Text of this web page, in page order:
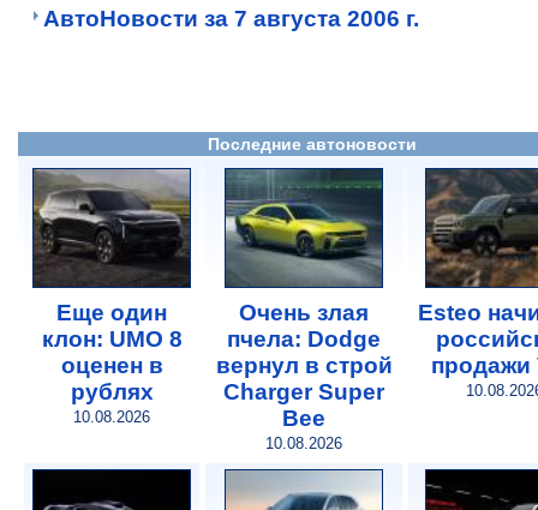
АвтоНовости за 7 августа 2006 г.
Последние автоновости
Еще один
клон: UMO 8
оценен в
рублях
10.08.2026
Очень злая
пчела: Dodge
вернул в строй
Charger Super
Bee
10.08.2026
Esteo
продажи